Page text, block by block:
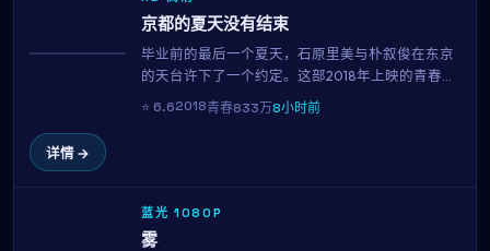
京都的夏天没有结束
毕业前的最后一个夏天，石原里美与朴叙俊在东京
的天台许下了一个约定。这部2018年上映的青春佳
作集结了石原里美、朴叙俊、阿部宽、小栗旬等当
红演员，用98分钟的篇幅记录下属于十八岁的迷
⭐6.62018青春833万8小时前
详情 →
蓝光 1080P
雾